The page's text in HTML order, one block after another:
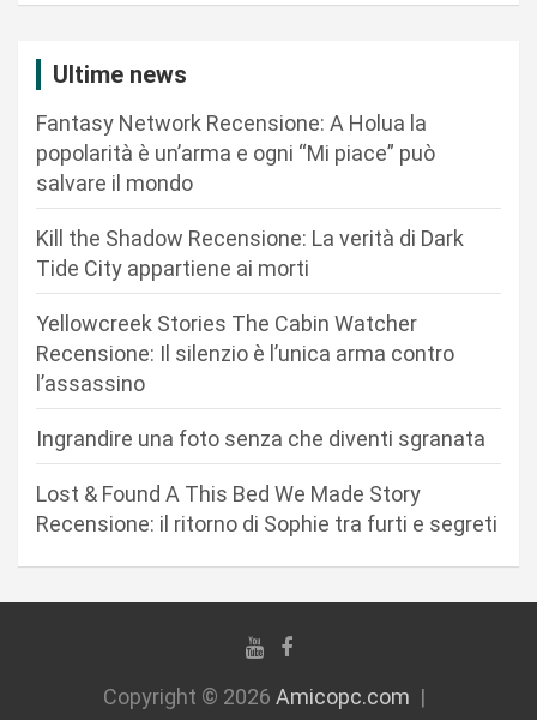
Ultime news
Fantasy Network Recensione: A Holua la
popolarità è un’arma e ogni “Mi piace” può
salvare il mondo
Kill the Shadow Recensione: La verità di Dark
Tide City appartiene ai morti
Yellowcreek Stories The Cabin Watcher
Recensione: Il silenzio è l’unica arma contro
l’assassino
Ingrandire una foto senza che diventi sgranata
Lost & Found A This Bed We Made Story
Recensione: il ritorno di Sophie tra furti e segreti
Copyright © 2026 Amicopc.com